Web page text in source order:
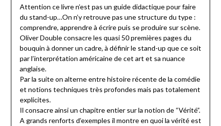
Attention ce livre n’est pas un guide didactique pour faire
du stand-up…On n’y retrouve pas une structure du type :
comprendre, apprendre à écrire puis se produire sur scène.
Oliver Double consacre les quasi 50 premières pages du
bouquin à donner un cadre, à définir le stand-up que ce soit
par l’interprétation américaine de cet art et sa nuance
anglaise.
Par la suite on alterne entre histoire récente de la comédie
et notions techniques très profondes mais pas totalement
explicites.
Il consacre ainsi un chapitre entier sur la notion de “Vérité”.
A grands renforts d’exemples il montre en quoi la vérité est